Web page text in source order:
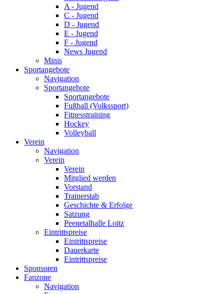
A - Jugend
C - Jugend
D - Jugend
E - Jugend
F - Jugend
News Jugend
Minis
Sportangebote
Navigation
Sportangebote
Sportangebote
Fußball (Volkssport)
Fitnesstraining
Hockey
Volleyball
Verein
Navigation
Verein
Verein
Mitglied werden
Vorstand
Trainerstab
Geschichte & Erfolge
Satzung
Peenetalhalle Loitz
Eintrittspreise
Eintrittspreise
Dauerkarte
Eintrittspreise
Sponsoren
Fanzone
Navigation